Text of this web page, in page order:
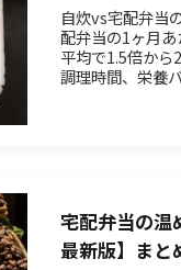
自炊vs宅配弁当
配弁当の1ヶ月
平均で1.5倍から
調理時間、栄養
宅配弁当の温
最新版】まと